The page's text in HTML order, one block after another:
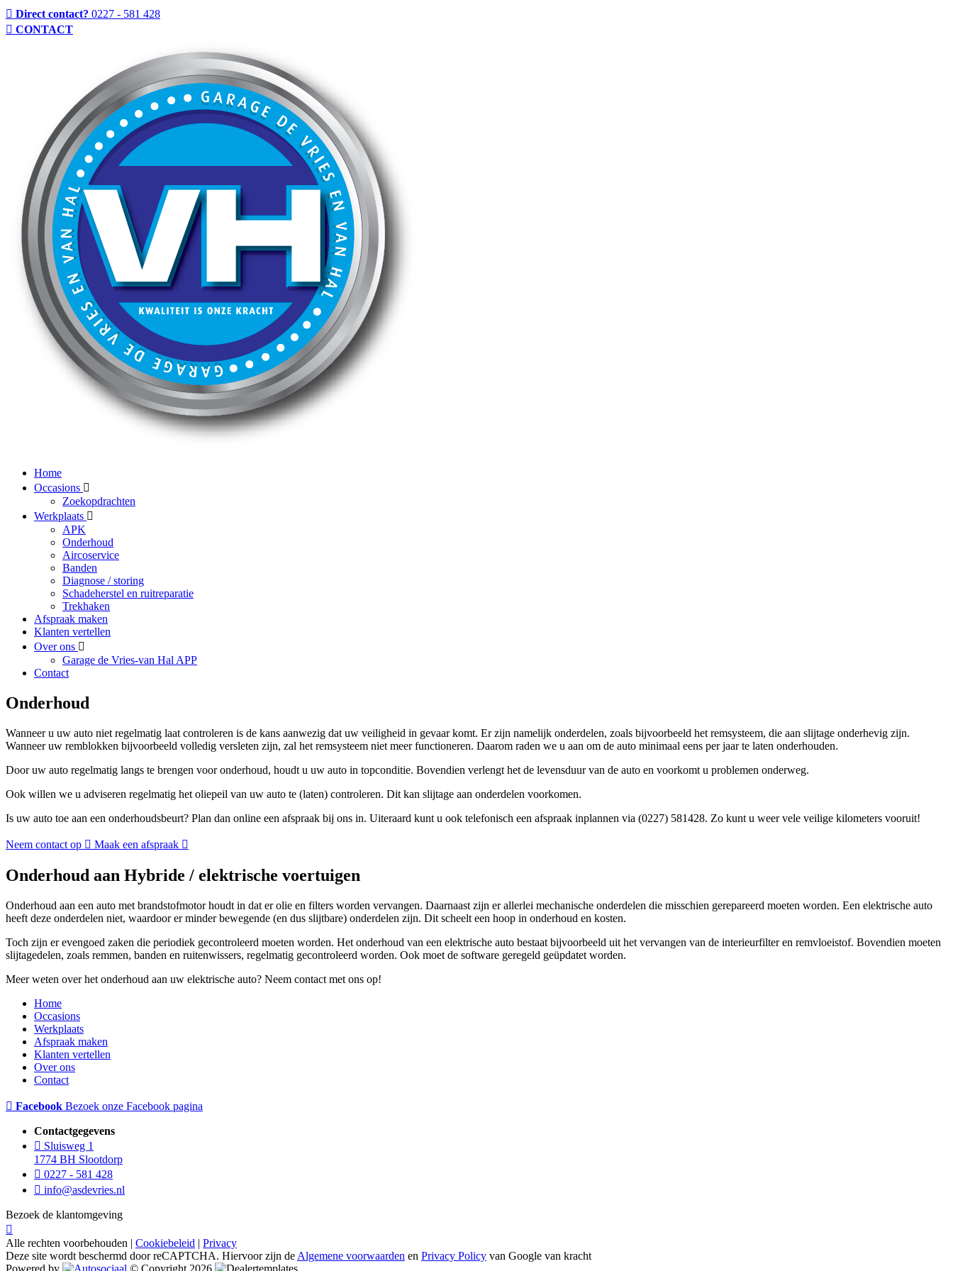
Direct contact? 0227 - 581 428
CONTACT
Home
Occasions
Zoekopdrachten
Werkplaats
APK
Onderhoud
Aircoservice
Banden
Diagnose / storing
Schadeherstel en ruitreparatie
Trekhaken
Afspraak maken
Klanten vertellen
Over ons
Garage de Vries-van Hal APP
Contact
Onderhoud
Wanneer u uw auto niet regelmatig laat controleren is de kans aanwezig dat uw veiligheid in gevaar komt. Er zijn namelijk onderdelen, zoals bijvoorbeeld het remsysteem, die aan slijtage onderhevig zijn.
Wanneer uw remblokken bijvoorbeeld volledig versleten zijn, zal het remsysteem niet meer functioneren. Daarom raden we u aan om de auto minimaal eens per jaar te laten onderhouden.
Door uw auto regelmatig langs te brengen voor onderhoud, houdt u uw auto in topconditie. Bovendien verlengt het de levensduur van de auto en voorkomt u problemen onderweg.
Ook willen we u adviseren regelmatig het oliepeil van uw auto te (laten) controleren. Dit kan slijtage aan onderdelen voorkomen.
Is uw auto toe aan een onderhoudsbeurt? Plan dan online een afspraak bij ons in. Uiteraard kunt u ook telefonisch een afspraak inplannen via (0227) 581428. Zo kunt u weer vele veilige kilometers vooruit!
Neem contact op Maak een afspraak
Onderhoud aan Hybride / elektrische voertuigen
Onderhoud aan een auto met brandstofmotor houdt in dat er olie en filters worden vervangen. Daarnaast zijn er allerlei mechanische onderdelen die misschien gerepareerd moeten worden. Een elektrische auto
heeft deze onderdelen niet, waardoor er minder bewegende (en dus slijtbare) onderdelen zijn. Dit scheelt een hoop in onderhoud en kosten.
Toch zijn er evengoed zaken die periodiek gecontroleerd moeten worden. Het onderhoud van een elektrische auto bestaat bijvoorbeeld uit het vervangen van de interieurfilter en remvloeistof. Bovendien moeten
slijtagedelen, zoals remmen, banden en ruitenwissers, regelmatig gecontroleerd worden. Ook moet de software geregeld geüpdatet worden.
Meer weten over het onderhoud aan uw elektrische auto? Neem contact met ons op!
Home
Occasions
Werkplaats
Afspraak maken
Klanten vertellen
Over ons
Contact
Facebook Bezoek onze Facebook pagina
Contactgegevens
Sluisweg 1
1774 BH Slootdorp
0227 - 581 428
info@asdevries.nl
Bezoek de klantomgeving
Alle rechten voorbehouden | Cookiebeleid | Privacy
Deze site wordt beschermd door reCAPTCHA. Hiervoor zijn de Algemene voorwaarden en Privacy Policy van Google van kracht
Powered by
© Copyright 2026